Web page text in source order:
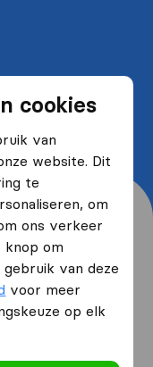
cookies
van
website. Dit
te
om
ons verkeer
knop om
van deze
voor meer
op elk
van
tot wel
en waar